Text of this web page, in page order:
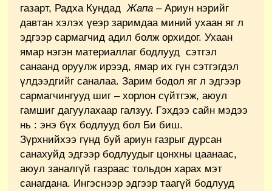
газарт, Радха КундадЖапа – Ариун нэрийг
давтан хэлэх үеэр заримдаа миний ухаан яг л
эдгээр сармагчид адил болж орхидог. Ухаан
ямар нэгэн материаллаг бодлууд сэтгэл
санаанд оруулж ирээд, ямар их гүн сэтгэгдэл
үлдээдгийг саналаа. Зарим бодол яг л эдгээр
сармагчингууд шиг – хорлон сүйтгэж, аюул
гамшиг дагуулахаар галзуу. Гэхдээ сайн мэдээ
нь : энэ бүх бодлууд бол Би биш.
Зүрхнийхээ гүнд буй ариун газрыг дурсан
санахуйд эдгээр бодлуудыг цонхны цаанаас,
аюул заналгүй газраас тольдон харах мэт
санагдана. Ингэснээр эдгээр таагүй бодлууд